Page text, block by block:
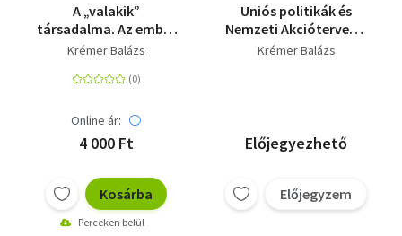
A „valakik”
társadalma. Az ember
társadalmi
annak hanyatlásáról
Krémer Balázs
Online ár:
4 000 Ft
Kosárba
Perceken belül
Uniós politikák és
Nemzeti Akciótervek a
szegénység és a
Krémer Balázs
Előjegyezhető
Előjegyzem